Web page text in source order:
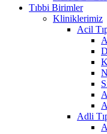
Tıbbi Birimler
Kliniklerimiz
Acil
Adli